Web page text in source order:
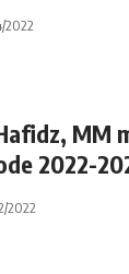
2022
MM
2022-
2022